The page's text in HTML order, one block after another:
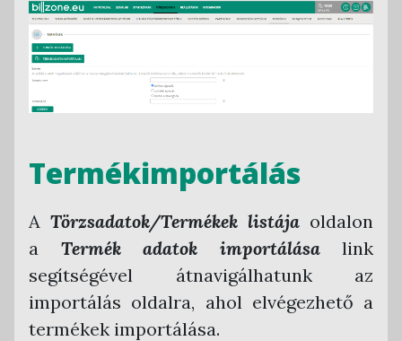
Termékimportálás
A Törzsadatok/Termékek listája oldalon
a Termék adatok importálásalink
segítségével átnavigálhatunk az
importálás oldalra, ahol elvégezhető a
termékek importálása.